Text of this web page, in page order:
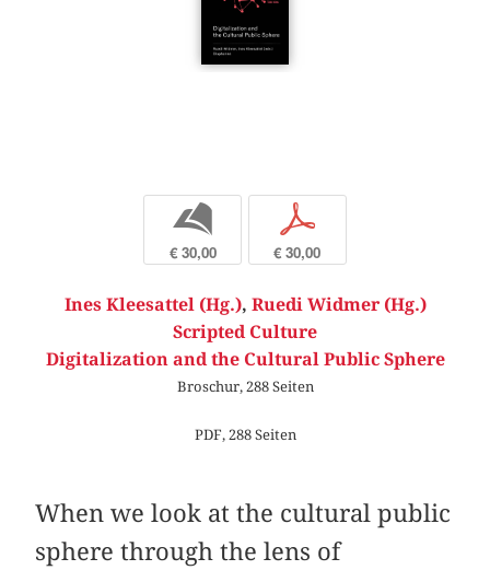
b
€ 30,00
p
€ 30,00
Ines Kleesattel (Hg.), Ruedi Widmer (Hg.)
Scripted Culture
Digitalization and the Cultural Public Sphere
Broschur, 288 Seiten
PDF, 288 Seiten
When we look at the cultural public
sphere through the lens of